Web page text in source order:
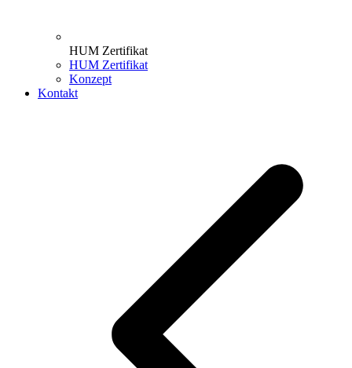
HUM Zertifikat
HUM Zertifikat
Konzept
Kontakt